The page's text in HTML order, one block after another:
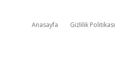
Anasayfa Gizlilik Politikası